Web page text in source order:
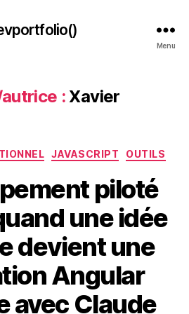
Menu
: Xavier
Catégories
JAVASCRIPT OUTILS
piloté
une idée
devient une
Angular
avec Claude